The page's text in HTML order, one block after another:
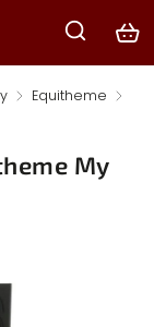
/ Equitheme /
My